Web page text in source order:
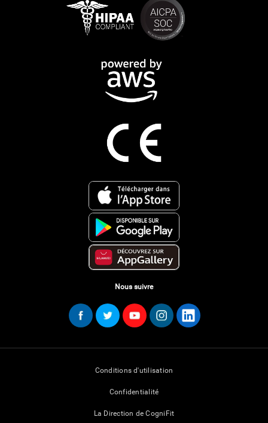
Nous suivre
Conditions d'utilisation
Confidentialité
La Direction de CogniFit